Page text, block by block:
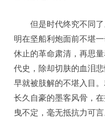
但是时代终究不同了
明在坚船利炮面前不堪
休止的革命肃清，再思
代史，除却切肤的血泪
早就被肢解的不堪入目
长久自豪的墨客风骨，
曳不定，毫无抵抗力可